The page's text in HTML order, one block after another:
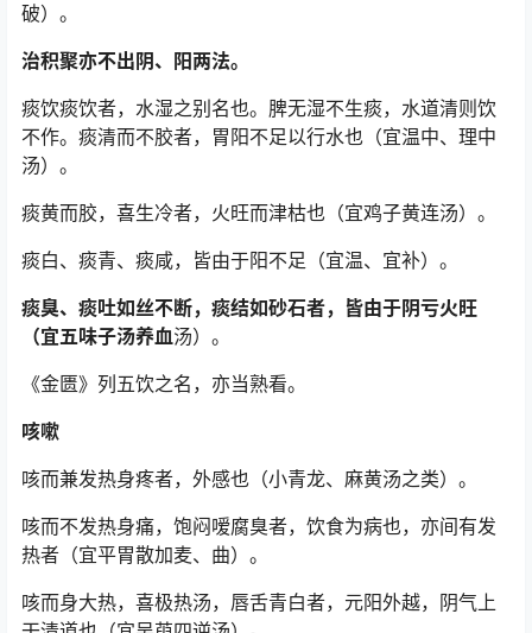
破）。
治积聚亦不出阴、阳两法。
痰饮痰饮者，水湿之别名也。脾无湿不生痰，水道清则饮
不作。痰清而不胶者，胃阳不足以行水也（宜温中、理中
汤）。
痰黄而胶，喜生冷者，火旺而津枯也（宜鸡子黄连汤）。
痰白、痰青、痰咸，皆由于阳不足（宜温、宜补）。
痰臭、痰吐如丝不断，痰结如砂石者，皆由于阴亏火旺
（宜五味子汤养血汤）。
《金匮》列五饮之名，亦当熟看。
咳嗽
咳而兼发热身疼者，外感也（小青龙、麻黄汤之类）。
咳而不发热身痛，饱闷嗳腐臭者，饮食为病也，亦间有发
热者（宜平胃散加麦、曲）。
咳而身大热，喜极热汤，唇舌青白者，元阳外越，阴气上